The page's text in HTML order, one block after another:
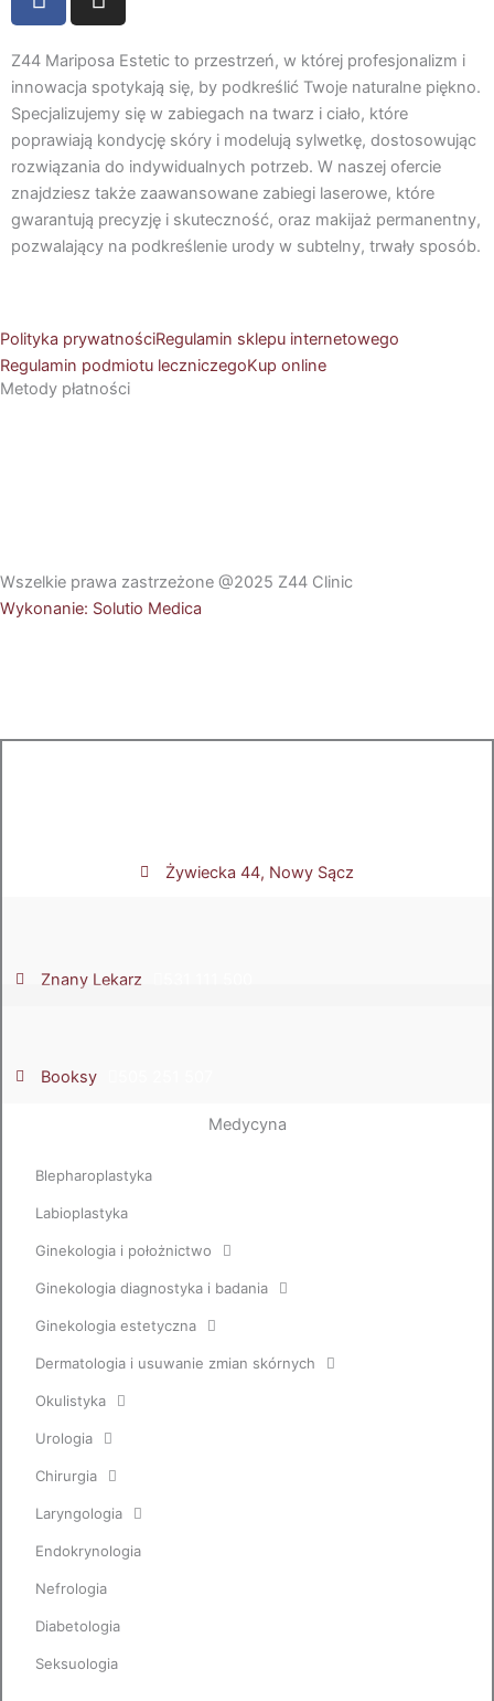
a
e
b
o
o
k
n
t
a
g
r
a
m
Z44 Mariposa Estetic to przestrzeń, w której profesjonalizm i
innowacja spotykają się, by podkreślić Twoje naturalne piękno.
Specjalizujemy się w zabiegach na twarz i ciało, które
poprawiają kondycję skóry i modelują sylwetkę, dostosowując
rozwiązania do indywidualnych potrzeb. W naszej ofercie
znajdziesz także zaawansowane zabiegi laserowe, które
gwarantują precyzję i skuteczność, oraz makijaż permanentny,
pozwalający na podkreślenie urody w subtelny, trwały sposób.
Polityka prywatnościRegulamin sklepu internetowego
Regulamin podmiotu leczniczegoKup online
Metody płatności
Wszelkie prawa zastrzeżone @2025 Z44 Clinic
Wykonanie: Solutio Medica
Żywiecka 44, Nowy Sącz
Znany Lekarz
Booksy
Medycyna
Blepharoplastyka
Labioplastyka
Ginekologia i położnictwo
Ginekologia diagnostyka i badania
Ginekologia estetyczna
Dermatologia i usuwanie zmian skórnych
Okulistyka
Urologia
Chirurgia
Laryngologia
Endokrynologia
Nefrologia
Diabetologia
Seksuologia